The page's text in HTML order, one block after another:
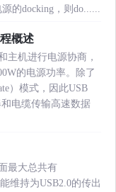
的docking，则do......
概述
主机进行电源协商，
的电源功率。除了
）模式，因此USB
电缆传输高速数据
最大总共有
维持为USB2.0的传出